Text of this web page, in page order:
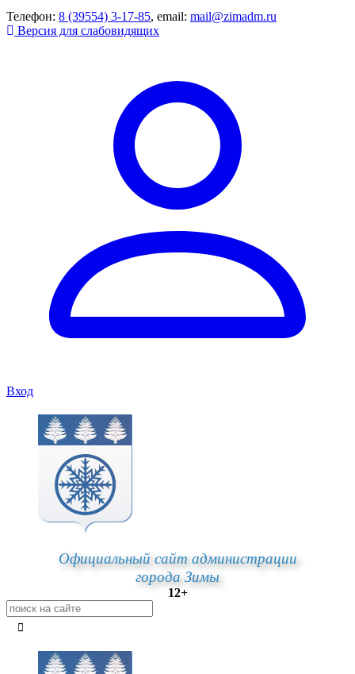
Телефон: 8 (39554) 3-17-85, email: mail@zimadm.ru
Версия для слабовидящих
Вход
Официальный сайт администрации
города Зимы
12+